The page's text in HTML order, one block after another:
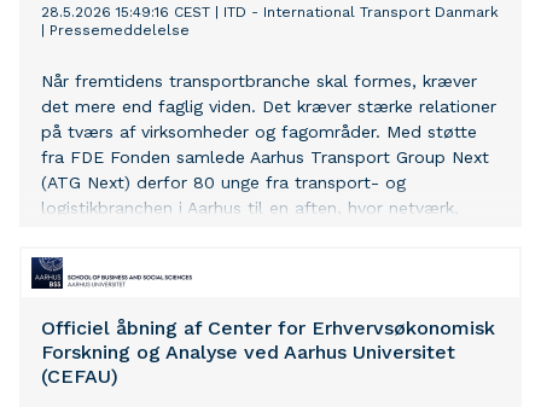
28.5.2026 15:49:16 CEST
ITD - International Transport Danmark
Pressemeddelelse
Når fremtidens transportbranche skal formes, kræver
det mere end faglig viden. Det kræver stærke relationer
på tværs af virksomheder og fagområder. Med støtte
fra FDE Fonden samlede Aarhus Transport Group Next
(ATG Next) derfor 80 unge fra transport- og
logistikbranchen i Aarhus til en aften, hvor netværk,
Officiel åbning af Center for Erhvervsøkonomisk
Forskning og Analyse ved Aarhus Universitet
(CEFAU)